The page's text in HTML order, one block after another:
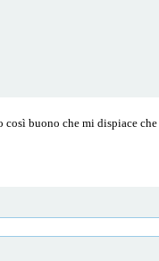
così buono che mi dispiace